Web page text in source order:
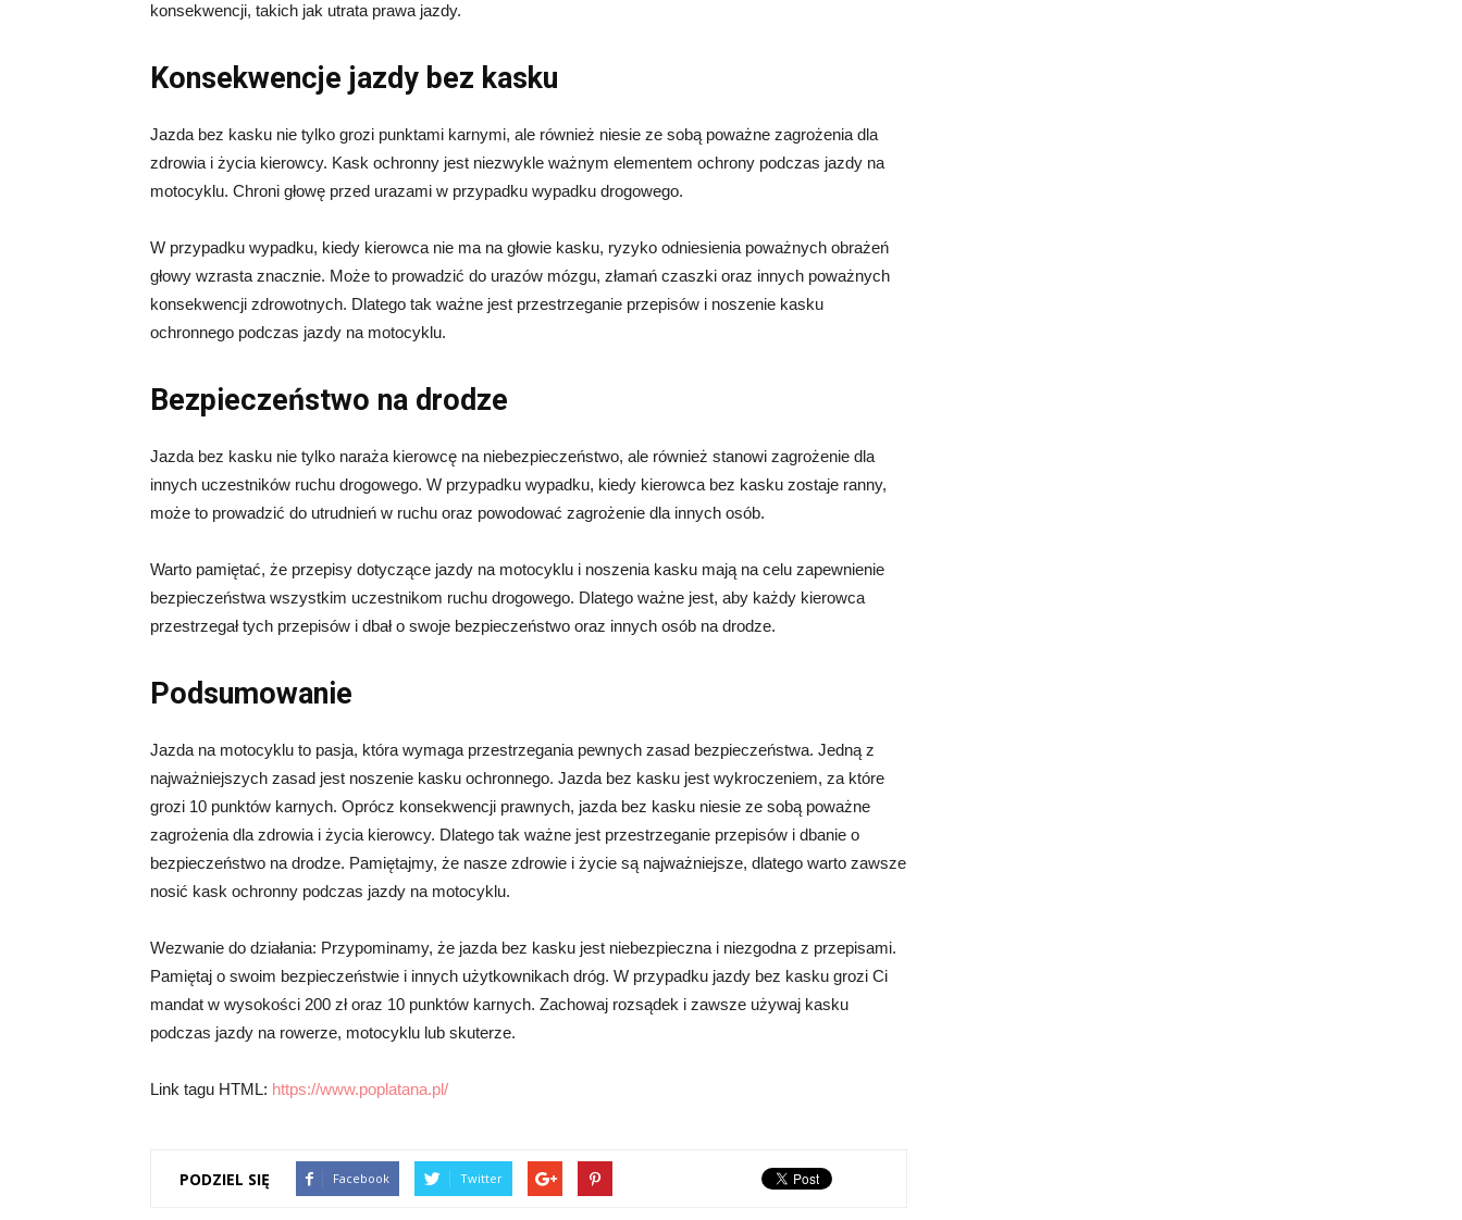
konsekwencji, takich jak utrata prawa jazdy.
Konsekwencje jazdy bez kasku
Jazda bez kasku nie tylko grozi punktami karnymi, ale również niesie ze sobą poważne zagrożenia dla
zdrowia i życia kierowcy. Kask ochronny jest niezwykle ważnym elementem ochrony podczas jazdy na
motocyklu. Chroni głowę przed urazami w przypadku wypadku drogowego.
W przypadku wypadku, kiedy kierowca nie ma na głowie kasku, ryzyko odniesienia poważnych obrażeń
głowy wzrasta znacznie. Może to prowadzić do urazów mózgu, złamań czaszki oraz innych poważnych
konsekwencji zdrowotnych. Dlatego tak ważne jest przestrzeganie przepisów i noszenie kasku
ochronnego podczas jazdy na motocyklu.
Bezpieczeństwo na drodze
Jazda bez kasku nie tylko naraża kierowcę na niebezpieczeństwo, ale również stanowi zagrożenie dla
innych uczestników ruchu drogowego. W przypadku wypadku, kiedy kierowca bez kasku zostaje ranny,
może to prowadzić do utrudnień w ruchu oraz powodować zagrożenie dla innych osób.
Warto pamiętać, że przepisy dotyczące jazdy na motocyklu i noszenia kasku mają na celu zapewnienie
bezpieczeństwa wszystkim uczestnikom ruchu drogowego. Dlatego ważne jest, aby każdy kierowca
przestrzegał tych przepisów i dbał o swoje bezpieczeństwo oraz innych osób na drodze.
Podsumowanie
Jazda na motocyklu to pasja, która wymaga przestrzegania pewnych zasad bezpieczeństwa. Jedną z
najważniejszych zasad jest noszenie kasku ochronnego. Jazda bez kasku jest wykroczeniem, za które
grozi 10 punktów karnych. Oprócz konsekwencji prawnych, jazda bez kasku niesie ze sobą poważne
zagrożenia dla zdrowia i życia kierowcy. Dlatego tak ważne jest przestrzeganie przepisów i dbanie o
bezpieczeństwo na drodze. Pamiętajmy, że nasze zdrowie i życie są najważniejsze, dlatego warto zawsze
nosić kask ochronny podczas jazdy na motocyklu.
Wezwanie do działania: Przypominamy, że jazda bez kasku jest niebezpieczna i niezgodna z przepisami.
Pamiętaj o swoim bezpieczeństwie i innych użytkownikach dróg. W przypadku jazdy bez kasku grozi Ci
mandat w wysokości 200 zł oraz 10 punktów karnych. Zachowaj rozsądek i zawsze używaj kasku
podczas jazdy na rowerze, motocyklu lub skuterze.
Link tagu HTML: https://www.poplatana.pl/
PODZIEL SIĘ Facebook Twitter